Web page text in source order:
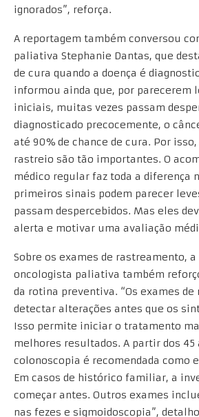
ignorados”, reforça.
A reportagem também conversou
paliativa Stephanie Dantas, que
de cura quando a doença é
informou ainda que, por parecerem
iniciais, muitas vezes passam
diagnosticado precocemente, o
até 90% de chance de cura. Por
rastreio são tão importantes. O
médico regular faz toda a diferença
primeiros sinais podem parecer
passam despercebidos. Mas eles
alerta e motivar uma avaliação
Sobre os exames de rastreamento, a
oncologista paliativa também
da rotina preventiva. “Os exames
detectar alterações antes que os
Isso permite iniciar o tratamento
melhores resultados. A partir dos 45
colonoscopia é recomendada como
Em casos de histórico familiar, a
começar antes. Outros exames
nas fezes e sigmoidoscopia”,